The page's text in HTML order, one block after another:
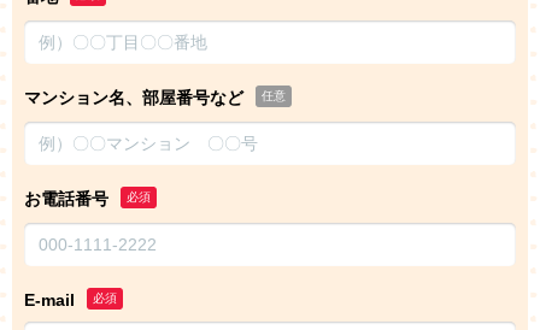
マンション名、部屋番号など 任意
お電話番号 必須
E-mail 必須